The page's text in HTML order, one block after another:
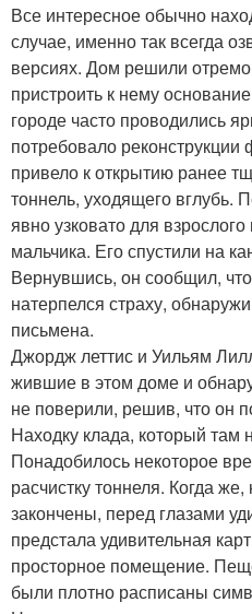
Все интересное обычно
случае, именно так всегда
версиях. Дом решили
пристроить к нему
городе часто проводились
потребовало
привело к открытию ранее
тоннель, уходящего вглубь.
явно узковато для
мальчика. Его спустили на
Вернувшись, он сообщил,
натерпелся страху,
письмена.
Джордж леттис и Уильям
жившие в этом доме и
не поверили, решив, что он
Находку клада, который там
Понадобилось некоторое
расчистку тоннеля. Когда
закончены, перед глазами
предстала удивительная
просторное помещение.
были плотно расписаны